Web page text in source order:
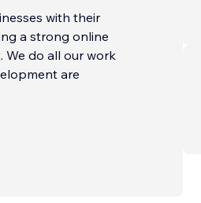
with their
a strong online
do all our work
are